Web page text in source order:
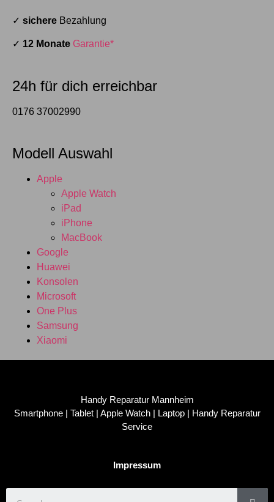
✓ sichere Bezahlung
✓ 12 Monate Garantie*
24h für dich erreichbar
0176 37002990
Modell Auswahl
Apple
Apple Watch
iPad
iPhone
MacBook
Google
Huawei
Konsolen
Microsoft
One Plus
Samsung
Xiaomi
Handy Reparatur Mannheim
Smartphone | Tablet | Apple Watch | Laptop | Handy Reparatur
Service
Impressum